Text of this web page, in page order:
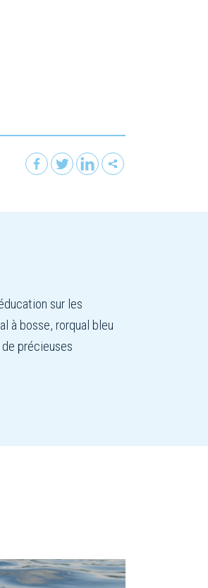
sur les
à bosse, rorqual bleu
précieuses